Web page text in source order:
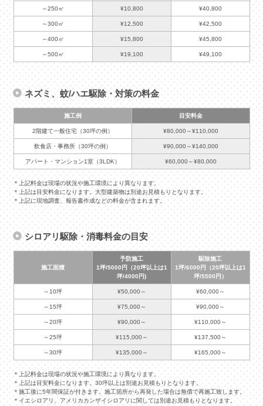
～250㎡ ¥10,800 ¥40,800
～300㎡ ¥12,500 ¥42,500
～400㎡ ¥15,800 ¥45,800
～500㎡ ¥19,100 ¥49,100
ネズミ、蚊/ハエ駆除・対策の料金
施工例 目安料金
2階建て一般住宅（30坪の例） ¥80,000～¥110,000
飲食店・事務所（30坪の例） ¥90,000～¥140,000
アパート・マンション1室（3LDK） ¥60,000～¥80,000
＊上記料金は現場の状況や施工環境により異なります。
＊上記は目安料金になります。大型建築物は別途お見積もりとなります。
＊上記に現地調査、報告書作成などの料金が含まれます。
シロアリ駆除・消毒料金の目安
施工面積
予防施工
1坪/5000円（20坪以上は1
坪/4000円)
駆除施工
1坪/6000円（20坪以上は1
坪/5500円）
～10坪 ¥50,000～ ¥60,000～
～15坪 ¥75,000～ ¥90,000～
～20坪 ¥90,000～ ¥110,000～
～25坪 ¥115,000～ ¥137,500～
～30坪 ¥135,000～ ¥165,000～
＊上記料金は現場の状況や施工環境により異なります。
＊上記は目安料金になります。30坪以上は別途お見積もりとなります。
＊施工後に5年間保証が付きます。施工箇所から再発した場合は無償で再施工致します。
＊イエシロアリ、アメリカカンザイシロアリに関しては別途お見積もりとなります。